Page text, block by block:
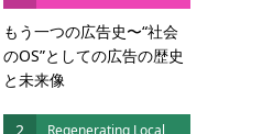
もう一つの広告史〜“社会
のOS”としての広告の歴史
と未来像
2 Regenerating Local